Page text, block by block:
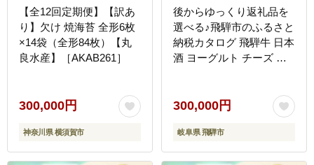
【全12回定期便】【訳あ
り】欠け 焼海苔 全形6枚
×14袋（全形84枚）【丸
良水産】［AKAB261］
300,000円
神奈川県 横須賀市
後からゆっくり返礼品を
選べる♪飛騨市のふるさと
納税カタログ 飛騨牛 日本
酒 ヨーグルト チーズ ハ
300,000円
岐阜県 飛騨市